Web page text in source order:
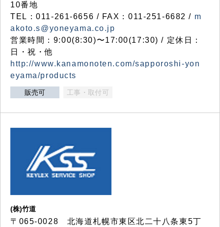
10番地
TEL：011-261-6656 / FAX：011-251-6682 / m
akoto.s@yoneyama.co.jp
営業時間：9:00(8:30)〜17:00(17:30) / 定休日：
日・祝・他
http://www.kanamonoten.com/sapporoshi-yon
eyama/products
販売可 工事・取付可
(株)竹道
〒065-0028 北海道札幌市東区北二十八条東5丁